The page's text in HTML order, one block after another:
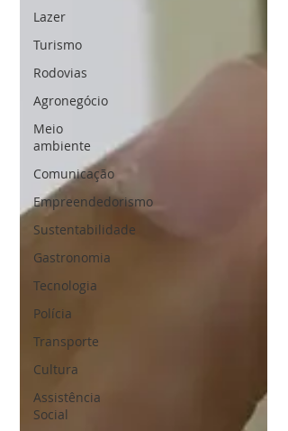
Lazer
Turismo
Rodovias
Agronegócio
Meio
ambiente
Comunicação
Empreendedorismo
Sustentabilidade
Gastronomia
Tecnologia
Polícia
Transporte
Cultura
Assistência
Social